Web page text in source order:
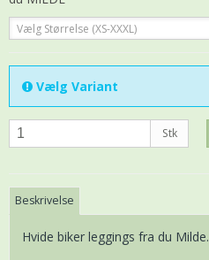
Vælg Størrelse (XS-XXXL)
Vælg Variant
Stk
Beskrivelse
Hvide biker leggings fra du Milde.